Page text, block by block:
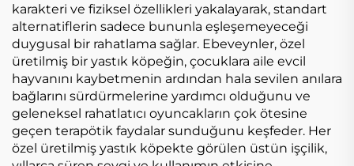
karakteri ve fiziksel özellikleri yakalayarak, standart
alternatiflerin sadece bununla eşleşemeyeceği
duygusal bir rahatlama sağlar. Ebeveynler, özel
üretilmiş bir yastık köpeğin, çocuklara aile evcil
hayvanını kaybetmenin ardından hala sevilen anılara
bağlarını sürdürmelerine yardımcı olduğunu ve
geleneksel rahatlatıcı oyuncakların çok ötesine
geçen terapötik faydalar sunduğunu keşfeder. Her
özel üretilmiş yastık köpekte görülen üstün işçilik,